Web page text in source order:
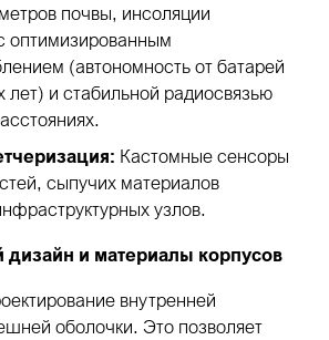
почвы, инсоляции
оптимизированным
(автономность от батарей
лет) и стабильной радиосвязью
Кастомные сенсоры
сыпучих материалов
узлов.
и материалы корпусов
внутренней
оболочки. Это позволяет